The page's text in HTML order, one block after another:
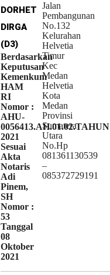
DORHETA
DIRGA
(D3)
Berdasarkan
Keputusan
Kemenkum
HAM
RI
Nomor :
AHU-
0056413.AH.01.02.TAHUN
2021
Sesuai
Akta
Notaris
Adi
Pinem,
SH
Nomor :
53
Tanggal
08
Oktober
2021
Jalan
Pembangunan
No.132
Kelurahan
Helvetia
Timur
Kec
Medan
Helvetia
Kota
Medan
Provinsi
Sumatera
Utara
No.Hp
081361130539
–
085372729191